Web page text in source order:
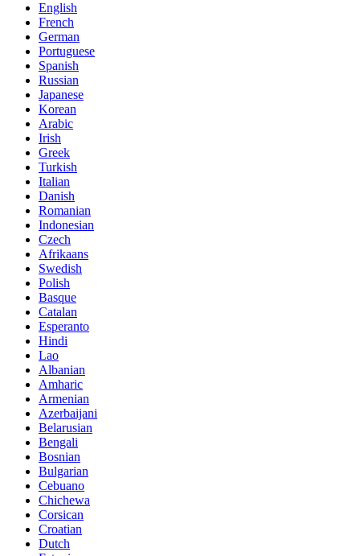
English
French
German
Portuguese
Spanish
Russian
Japanese
Korean
Arabic
Irish
Greek
Turkish
Italian
Danish
Romanian
Indonesian
Czech
Afrikaans
Swedish
Polish
Basque
Catalan
Esperanto
Hindi
Lao
Albanian
Amharic
Armenian
Azerbaijani
Belarusian
Bengali
Bosnian
Bulgarian
Cebuano
Chichewa
Corsican
Croatian
Dutch